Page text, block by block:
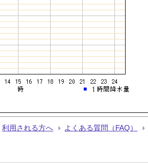
利用される方へ よくある質問（FAQ）